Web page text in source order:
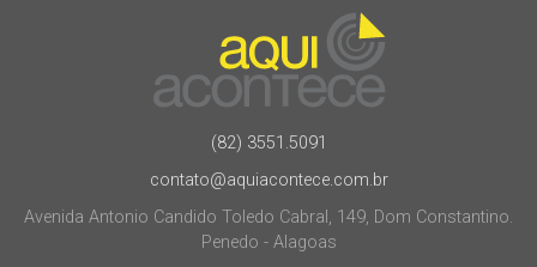
(82) 3551.5091
contato@aquiacontece.com.br
Avenida Antonio Candido Toledo Cabral, 149, Dom Constantino.
Penedo - Alagoas